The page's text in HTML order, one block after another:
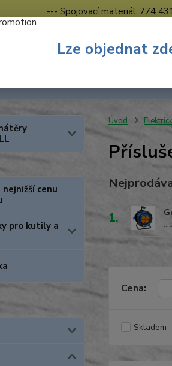
--- Spojovací materiál: 774
cenu
pro kutily a
Úvod
1.
Cena:
Skladem
Lze objednat